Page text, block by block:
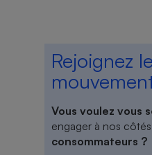
Rejoignez le
Vous voulez vous
engager à nos côtés
consommateurs ?